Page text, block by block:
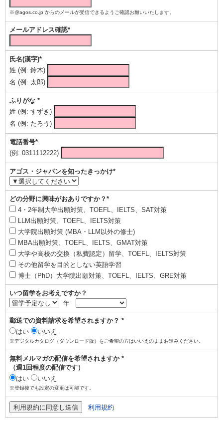
※@agos.co.jp からのメールが受信できるようご確認お願いいたします。
メールアドレス確認*
氏名(漢字)*
姓 (例: 鈴木)
名 (例: 太郎)
ふりがな *
姓 (例: すずき)
名 (例: たろう)
電話番号*
(例: 0311112222)
アゴス・ジャパンを知ったきっかけ*
どの分野に興味がおありですか？*
4・2年制大学出願対策、TOEFL、IELTS、SAT対策
LLM出願対策、TOEFL、IELTS対策
大学院出願対策 (MBA・LLM以外の修士)
MBA出願対策、TOEFL、IELTS、GMAT対策
大学や高校の交換（私費認定）留学、TOEFL、IELTS対策
その他留学を目的としない英語学習
博士（PhD）大学院出願対策、TOEFL、IELTS、GRE対策
いつ留学をお考えですか？
年
郵送での資料請求を希望されますか？ *
はい
いいえ
※デジタルカタログ（ダウンロード版）をご希望の方はいいえのままお進みください。
無料メルマガの配信を希望されますか *
（週1回程度の配信です）
はい
いいえ
※登録後でも設定の変更は可能です。
利用規約